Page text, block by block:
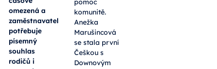
omezená a
zaměstnavatel
potřebuje
písemný
souhlas
rodičů i
komunitě.
Anežka
Marušincová
se stala první
Češkou s
Downovým